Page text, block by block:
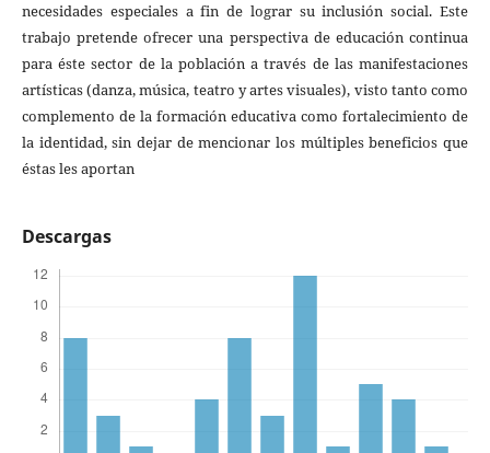
necesidades especiales a fin de lograr su inclusión social. Este
trabajo pretende ofrecer una perspectiva de educación continua
para éste sector de la población a través de las manifestaciones
artísticas (danza, música, teatro y artes visuales), visto tanto como
complemento de la formación educativa como fortalecimiento de
la identidad, sin dejar de mencionar los múltiples beneficios que
éstas les aportan
Descargas